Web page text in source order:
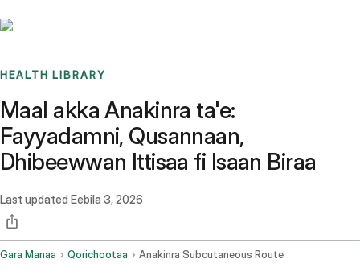
HEALTH LIBRARY
Maal akka Anakinra ta'e:
Fayyadamni, Qusannaan,
Dhibeewwan Ittisaa fi Isaan Biraa
Last updated Eebila 3, 2026
Gara Manaa Qorichootaa Anakinra Subcutaneous Route